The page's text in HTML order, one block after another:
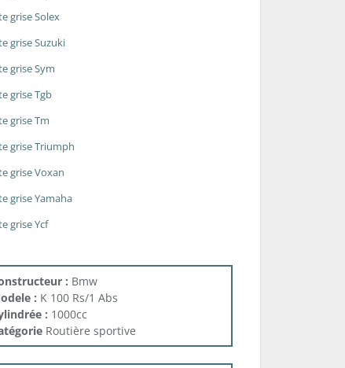
grise Solex
grise Suzuki
grise Sym
grise Tgb
grise Tm
grise Triumph
grise Voxan
grise Yamaha
grise Ycf
: Bmw
: K 100 Rs/1 Abs
: 1000cc
Routière sportive